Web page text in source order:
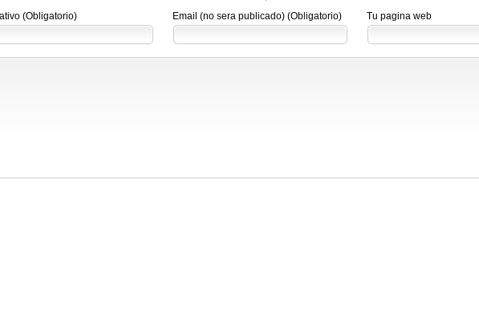
(Obligatorio) Email (no sera publicado) (Obligatorio) Tu pagina web